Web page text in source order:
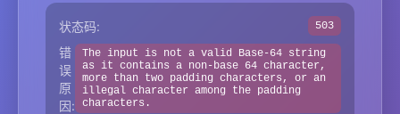
状态码: 503
错
误
原
因:
The input is not a valid Base-64 string
as it contains a non-base 64 character,
more than two padding characters, or an
illegal character among the padding
characters.